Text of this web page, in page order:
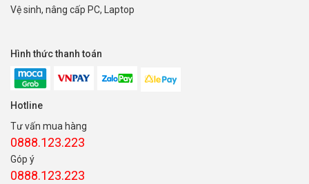
Vệ sinh, nâng cấp PC, Laptop
Hình thức thanh toán
Hotline
Tư vấn mua hàng
0888.123.223
Góp ý
0888.123.223